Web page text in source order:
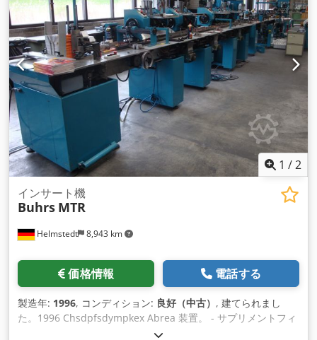
1 /2
Helmstedt 8,943 km
インサート機
Buhrs MTR
価格情報 電話する
製造年: 1996, コンディション: 良好（中古） , 建てられまし
た。1996 Chsdpfsdympkex Abrea 装置。 - サプリメントフィ
ーダー5個 - ホイルラッピングステーション - 分娩帯